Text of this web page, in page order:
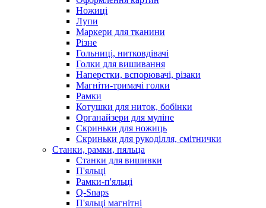
Ножиці
Лупи
Маркери для тканини
Різне
Гольниці, нитковдівачі
Голки для вишивання
Наперстки, вспорювачі, різаки
Магніти-тримачі голки
Рамки
Котушки для ниток, бобінки
Органайзери для муліне
Скриньки для ножиць
Скриньки для рукоділля, смітнички
Станки, рамки, пяльца
Станки для вишивки
П'яльці
Рамки-п'яльці
Q-Snaps
П'яльці магнітні